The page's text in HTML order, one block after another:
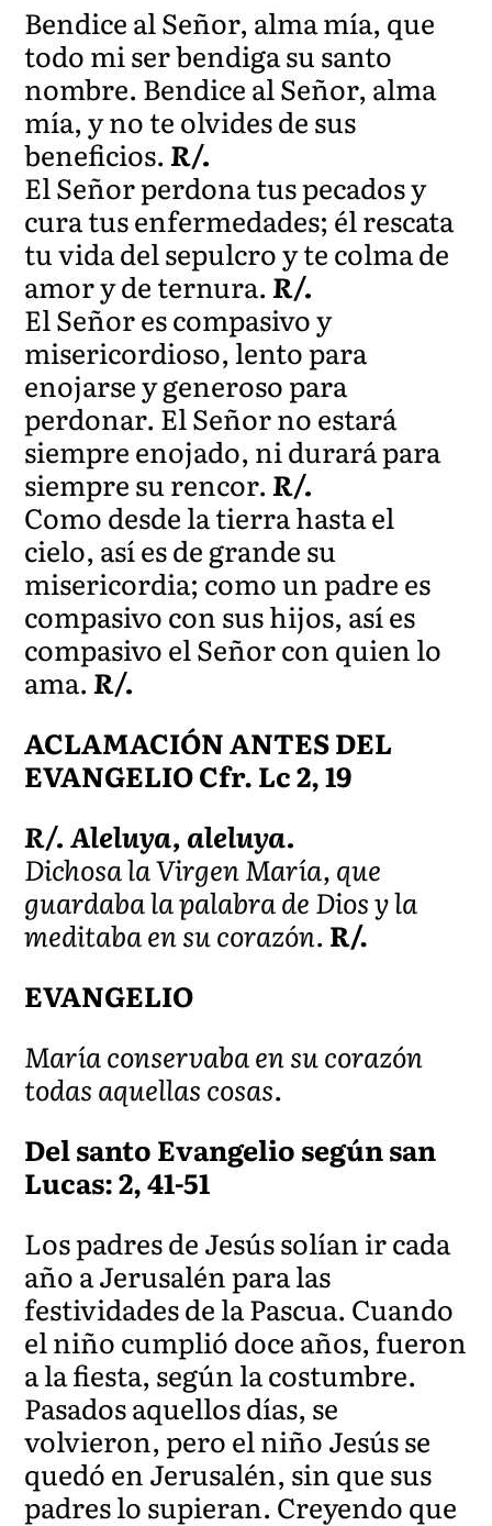
Bendice al Señor, alma mía, que
todo mi ser bendiga su santo
nombre. Bendice al Señor, alma
mía, y no te olvides de sus
beneficios.R/.
El Señor perdona tus pecados y
cura tus enfermedades; él rescata
tu vida del sepulcro y te colma de
amor y de ternura.R/.
El Señor es compasivo y
misericordioso, lento para
enojarse y generoso para
perdonar. El Señor no estará
siempre enojado, ni durará para
siempre su rencor.R/.
Como desde la tierra hasta el
cielo, así es de grande su
misericordia; como un padre es
compasivo con sus hijos, así es
compasivo el Señor con quien lo
ama.R/.
ACLAMACIÓN ANTES DEL
EVANGELIO Cfr. Lc 2, 19
R/. Aleluya, aleluya.
Dichosa la Virgen María, que
guardaba la palabra de Dios y la
meditaba en su corazón.R/.
EVANGELIO
María conservaba en su corazón
todas aquellas cosas.
Del santo Evangelio según san
Lucas: 2, 41-51
Los padres de Jesús solían ir cada
año a Jerusalén para las
festividades de la Pascua. Cuando
el niño cumplió doce años, fueron
a la fiesta, según la costumbre.
Pasados aquellos días, se
volvieron, pero el niño Jesús se
quedó en Jerusalén, sin que sus
padres lo supieran. Creyendo que